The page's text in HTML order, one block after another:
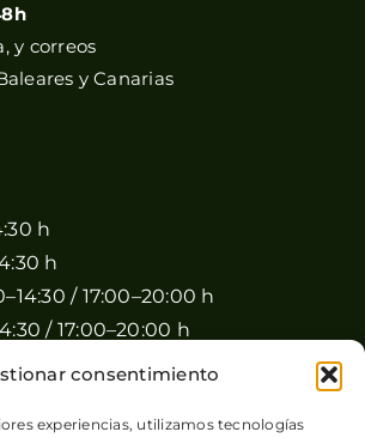
consentimiento
experiencias, utilizamos tecnologías
y correos
y Canarias
h
h
/ 17:00–20:00 h
/ 17:00–20:00 h
/ 17:00–20:00 h